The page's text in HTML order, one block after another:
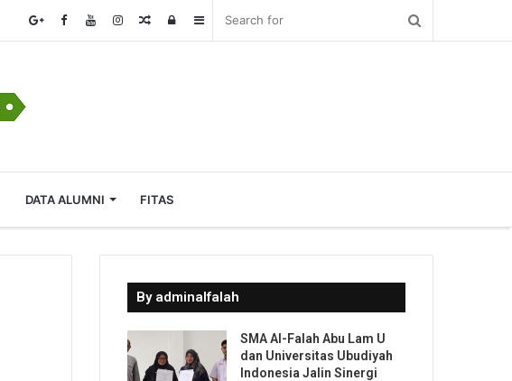
Sidebar
Log
Random
DATA ALUMNI FITAS
By adminalfalah
SMA Al-Falah Abu Lam U
dan Universitas Ubudiyah
Indonesia Jalin Sinergi